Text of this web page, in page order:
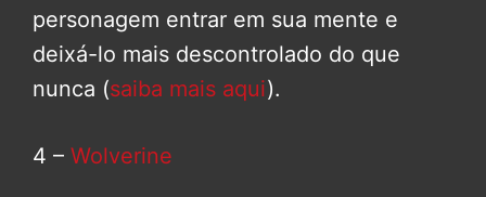
personagem entrar em sua mente e
deixá-lo mais descontrolado do que
nunca (saiba mais aqui).
4 – Wolverine